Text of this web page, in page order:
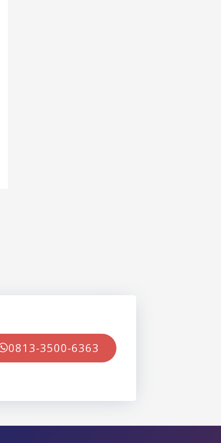
0813-3500-6363